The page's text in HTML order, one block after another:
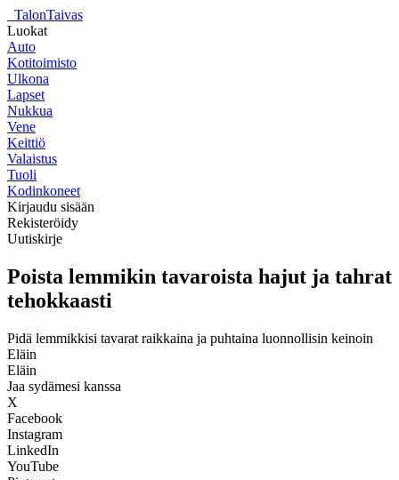
TalonTaivas
Luokat
Auto
Kotitoimisto
Ulkona
Lapset
Nukkua
Vene
Keittiö
Valaistus
Tuoli
Kodinkoneet
Kirjaudu sisään
Rekisteröidy
Uutiskirje
Poista lemmikin tavaroista hajut ja tahrat
tehokkaasti
Pidä lemmikkisi tavarat raikkaina ja puhtaina luonnollisin keinoin
Eläin
Eläin
Jaa sydämesi kanssa
X
Facebook
Instagram
LinkedIn
YouTube